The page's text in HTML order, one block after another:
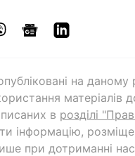
на даному
матеріалів
в розділі
інформацію,
при дотриманні